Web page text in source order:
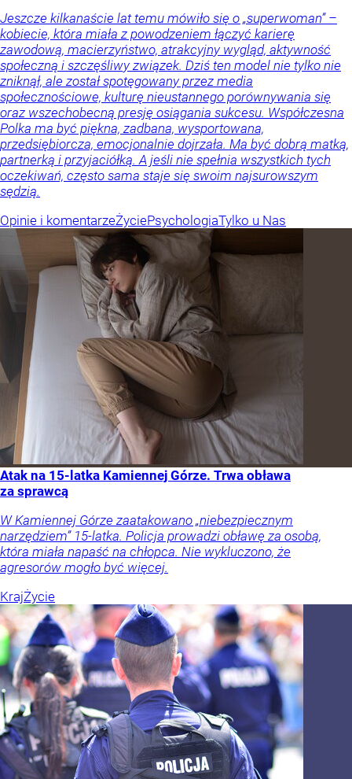
Jeszcze kilkanaście lat temu mówiło się o „superwoman” –
kobiecie, która miała z powodzeniem łączyć karierę
zawodową, macierzyństwo, atrakcyjny wygląd, aktywność
społeczną i szczęśliwy związek. Dziś ten model nie tylko nie
zniknął, ale został spotęgowany przez media
społecznościowe, kulturę nieustannego porównywania się
oraz wszechobecną presję osiągania sukcesu. Współczesna
Polka ma być piękna, zadbana, wysportowana,
przedsiębiorcza, emocjonalnie dojrzała. Ma być dobrą matką,
partnerką i przyjaciółką. A jeśli nie spełnia wszystkich tych
oczekiwań, często sama staje się swoim najsurowszym
sędzią.
Opinie i komentarzeŻyciePsychologiaTylko u Nas
Atak na 15-latka Kamiennej Górze. Trwa obława
za sprawcą
W Kamiennej Górze zaatakowano „niebezpiecznym
narzędziem” 15-latka. Policja prowadzi obławę za osobą,
która miała napaść na chłopca. Nie wykluczono, że
agresorów mogło być więcej.
KrajŻycie